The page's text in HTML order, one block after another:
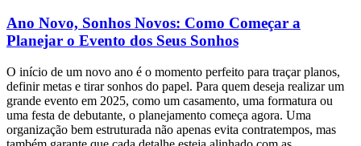
Ano Novo, Sonhos Novos: Como Começar a
Planejar o Evento dos Seus Sonhos
O início de um novo ano é o momento perfeito para traçar planos,
definir metas e tirar sonhos do papel. Para quem deseja realizar um
grande evento em 2025, como um casamento, uma formatura ou
uma festa de debutante, o planejamento começa agora. Uma
organização bem estruturada não apenas evita contratempos, mas